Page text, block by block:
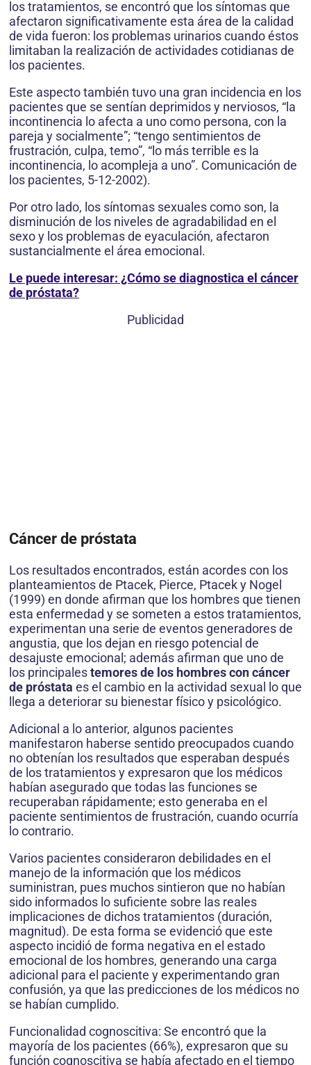
los tratamientos, se encontró que los síntomas que
afectaron sig­nificativamente esta área de la calidad
de vida fueron: los problemas urinarios cuando éstos
limitaban la realización de actividades coti­dianas de
los pacientes.
Este aspecto también tuvo una gran incidencia en los
pacientes que se sentían deprimidos y nerviosos, “la
incon­tinencia lo afecta a uno como persona, con la
pareja y socialmente”; “tengo sentimientos de
frustración, culpa, temo”, “lo más terrible es la
incontinencia, lo acompleja a uno”. Comunic­ación de
los pacientes, 5-12-2002).
Por otro lado, los síntomas sexuales como son, la
disminución de los niveles de agradabilidad en el
sexo y los problemas de eyaculación, afectaron
sustancialmente el área emocional.
Le puede interesar: ¿Cómo se diagnostica el cáncer
de próstata?
Publicidad
Cáncer de próstata
Los resultados encontrados, están acordes con los
planteamientos de Ptacek, Pier­ce, Ptacek y Nogel
(1999) en donde afirman que los hombres que tienen
esta enfermedad y se someten a estos tratamientos,
experi­mentan una serie de eventos generadores de
angustia, que los dejan en riesgo potencial de
desajuste emocional; además afirman que uno de
los principalestemores de los hombres con cáncer
de próstata es el cambio en la actividad sexual lo que
llega a deteriorar su bienestar físico y psicológico.
Adicional a lo anterior, algunos pacientes
manifestaron haberse sentido preocupados cuando
no obtenían los resultados que espe­raban después
de los tratamientos y expresaron que los médicos
habían asegurado que todas las funciones se
recuperaban rápidamente; esto generaba en el
paciente sentimientos de frustración, cuando ocurría
lo contrario.
Varios pacientes consideraron debilidades en el
manejo de la información que los médicos
suministran, pues muchos sintieron que no habían
sido informados lo suficiente sobre las reales
implicaciones de dichos tratamien­tos (duración,
magnitud). De esta forma se evidenció que este
aspecto incidió de forma negativa en el estado
emocional de los hom­bres, generando una carga
adicional para el paciente y experimentando gran
confusión, ya que las predicciones de los médicos no
se habían cumplido.
Funcionalidad cognoscitiva: Se encontró que la
mayoría de los pacientes (66%), expre­saron que su
función cognoscitiva se había afectado en el tiempo